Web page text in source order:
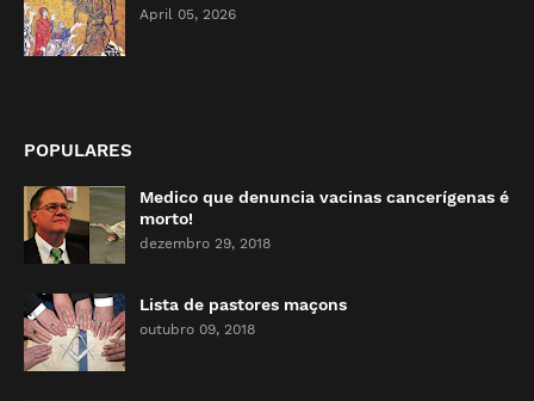
April 05, 2026
POPULARES
Medico que denuncia vacinas cancerígenas é
morto!
dezembro 29, 2018
Lista de pastores maçons
outubro 09, 2018